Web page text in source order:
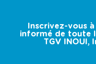
Inscrivez-vous
informé de toute
TGV INOUI,